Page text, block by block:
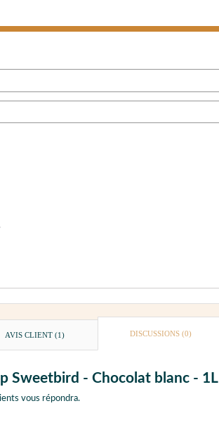
AVIS CLIENT(1) DISCUSSIONS (0)
Sweetbird - Chocolat blanc - 1L
vous répondra.